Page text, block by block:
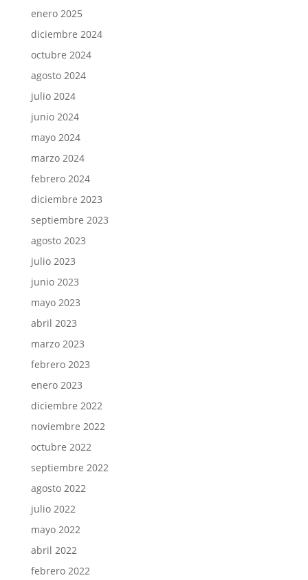
enero 2025
diciembre 2024
octubre 2024
agosto 2024
julio 2024
junio 2024
mayo 2024
marzo 2024
febrero 2024
diciembre 2023
septiembre 2023
agosto 2023
julio 2023
junio 2023
mayo 2023
abril 2023
marzo 2023
febrero 2023
enero 2023
diciembre 2022
noviembre 2022
octubre 2022
septiembre 2022
agosto 2022
julio 2022
mayo 2022
abril 2022
febrero 2022